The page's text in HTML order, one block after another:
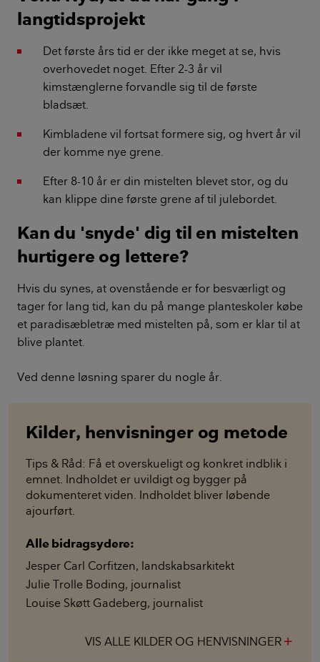
langtidsprojekt
Det første års tid er der ikke meget at se, hvis
overhovedet noget. Efter 2-3 år vil
kimstænglerne forvandle sig til de første
bladsæt.
Kimbladene vil fortsat formere sig, og hvert år vil
der komme nye grene.
Efter 8-10 år er din mistelten blevet stor, og du
kan klippe dine første grene af til julebordet.
Kan du 'snyde' dig til en mistelten
hurtigere og lettere?
Hvis du synes, at ovenstående er for besværligt og
tager for lang tid, kan du på mange planteskoler købe
et paradisæbletræ med mistelten på, som er klar til at
blive plantet.
Ved denne løsning sparer du nogle år.
Kilder, henvisninger og metode
Tips & Råd: Få et overskueligt og konkret indblik i
emnet. Indholdet er uvildigt og bygger på
dokumenteret viden. Indholdet bliver løbende
ajourført.
Alle bidragsydere:
Jesper Carl Corfitzen, landskabsarkitekt
Julie Trolle Boding, journalist
Louise Skøtt Gadeberg, journalist
VIS ALLE KILDER OG HENVISNINGER